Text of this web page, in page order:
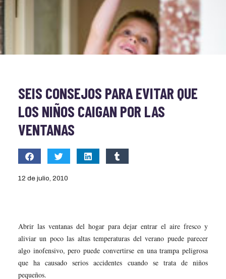
SEIS CONSEJOS PARA EVITAR QUE
LOS NIÑOS CAIGAN POR LAS
VENTANAS
12 de julio, 2010
Abrir las ventanas del hogar para dejar entrar el aire fresco y
aliviar un poco las altas temperaturas del verano puede parecer
algo inofensivo, pero puede convertirse en una trampa peligrosa
que ha causado serios accidentes cuando se trata de niños
pequeños.